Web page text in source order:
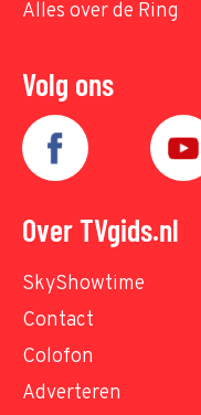
Alles over de Ring
Volg ons
Over TVgids.nl
SkyShowtime
Contact
Colofon
Adverteren